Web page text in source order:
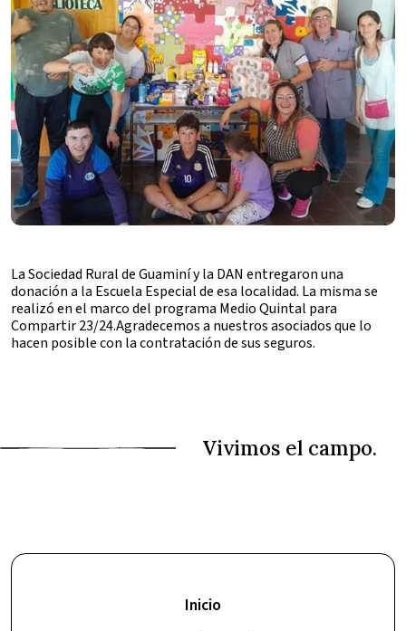
La Sociedad Rural de Guaminí y la DAN entregaron una
donación a la Escuela Especial de esa localidad. La misma se
realizó en el marco del programa Medio Quintal para
Compartir 23/24.Agradecemos a nuestros asociados que lo
hacen posible con la contratación de sus seguros.
Inicio